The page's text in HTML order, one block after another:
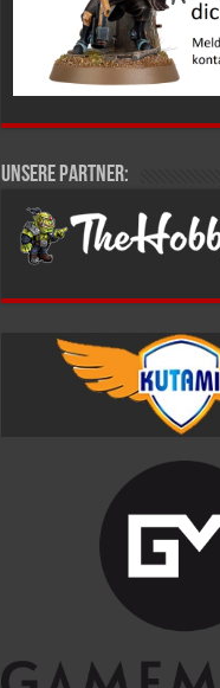
Unsere Partner: